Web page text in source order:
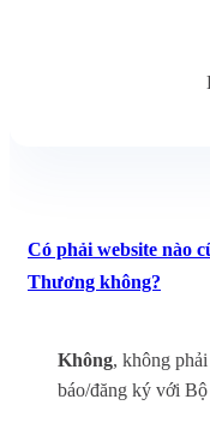
Có phải website nào
Thương không?
Không, không
báo/đăng ký với